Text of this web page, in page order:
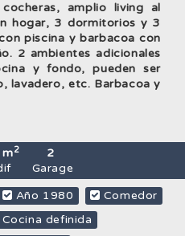
amplio living al
hogar, 3 dormitorios y 3
piscina y barbacoa con
2 ambientes adicionales
y fondo, pueden ser
lavadero, etc. Barbacoa y
2
2
Garage
Año 1980
Comedor
Cocina definida